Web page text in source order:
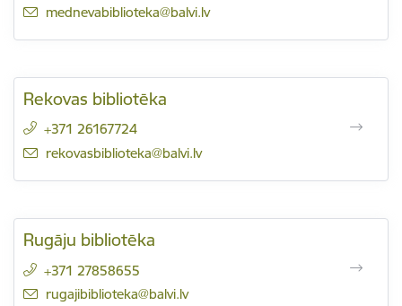
E-pasts:
mednevabiblioteka@balvi.lv
Rekovas bibliotēka
+371 26167724
E-pasts:
rekovasbiblioteka@balvi.lv
Rugāju bibliotēka
+371 27858655
E-pasts:
rugajibiblioteka@balvi.lv